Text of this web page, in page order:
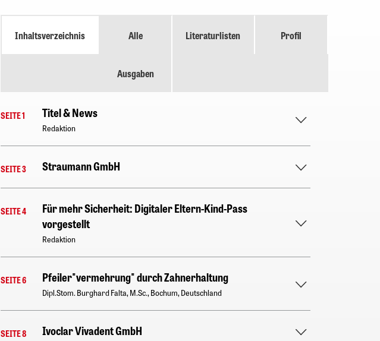
Inhaltsverzeichnis Alle
Ausgaben
Literaturlisten Profil
SEITE 1 Titel & News
Redaktion
SEITE 3 Straumann GmbH
SEITE 4
Für mehr Sicherheit: Digitaler Eltern-Kind-Pass
vorgestellt
Redaktion
SEITE 6 Pfeiler"vermehrung" durch Zahnerhaltung
Dipl.Stom. Burghard Falta, M.Sc., Bochum, Deutschland
SEITE 8 Ivoclar Vivadent GmbH